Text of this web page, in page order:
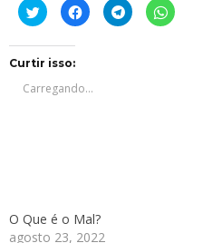
Clique
para
compartilhar
em
janela)
Clique
para
compartilhar
janela)
Clique
para
compartilhar
Clique
para
Curtir isso:
Carregando...
O Que é o Mal?
agosto 23, 2022